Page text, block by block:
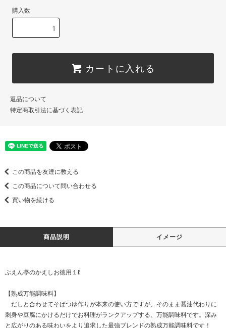
購入数
カートに入れる
返品について
特定商取引法に基づく表記
この商品を友達に教える
この商品について問い合わせる
買い物を続ける
商品説明 イメージ
ぶえん亭のかえしお徳用１ℓ
【熟成万能調味料】
だしと合わせてそばつゆ作りが本来の使い方ですが、そのまま醤油代わりに
刺身や豆腐にかけるだけでお料理がランクアップする、万能調味料です。深み
と広がりのある味わいをより追求した最強ブレンドの熟成万能調味料です！